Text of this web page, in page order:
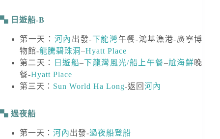
日遊船-B
第一天： 河內 出發-下龍灣午餐-鴻基漁港-廣寧博
物館-龍騰碧珠洞 –Hyatt Place
第二天：
日遊船–下龍灣風光/船上午餐–尬海鮮晚
餐-Hyatt Place
第三天： Sun World Ha Long-返回 河內
過夜船
第一天： 河內出發-過夜船登船